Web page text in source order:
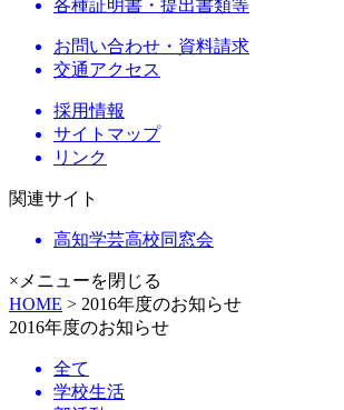
各種証明書・提出書類等
お問い合わせ・資料請求
交通アクセス
採用情報
サイトマップ
リンク
関連サイト
高知学芸高校同窓会
×メニューを閉じる
HOME > 2016年度のお知らせ
2016年度のお知らせ
全て
学校生活